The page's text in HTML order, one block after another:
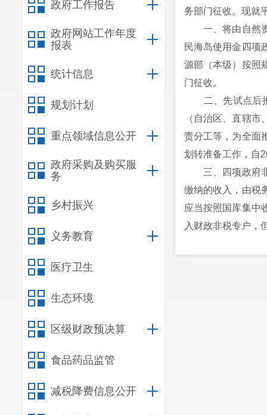
政府工作报告
政府网站工作年度
报表
统计信息
规划计划
重点领域信息公开
政府采购及购买服
务
乡村振兴
义务教育
医疗卫生
生态环境
区级财政预决算
食品药品监管
减税降费信息公开
务部门征收。现就
一、将由自然资
民海岛使用金四项
源部（本级）按照
门征收。
二、先试点后推
（自治区、直辖
责分工等，为全面
划转准备工作，自
三、四项政府非
缴纳的收入，由税
应当按照国库集中
入财政非税专户，